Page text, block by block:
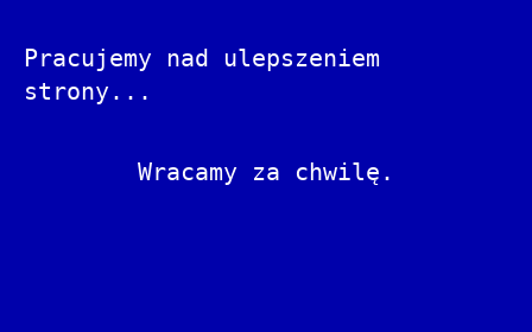
Pracujemy nad ulepszeniem
strony...
Wracamy za chwilę.